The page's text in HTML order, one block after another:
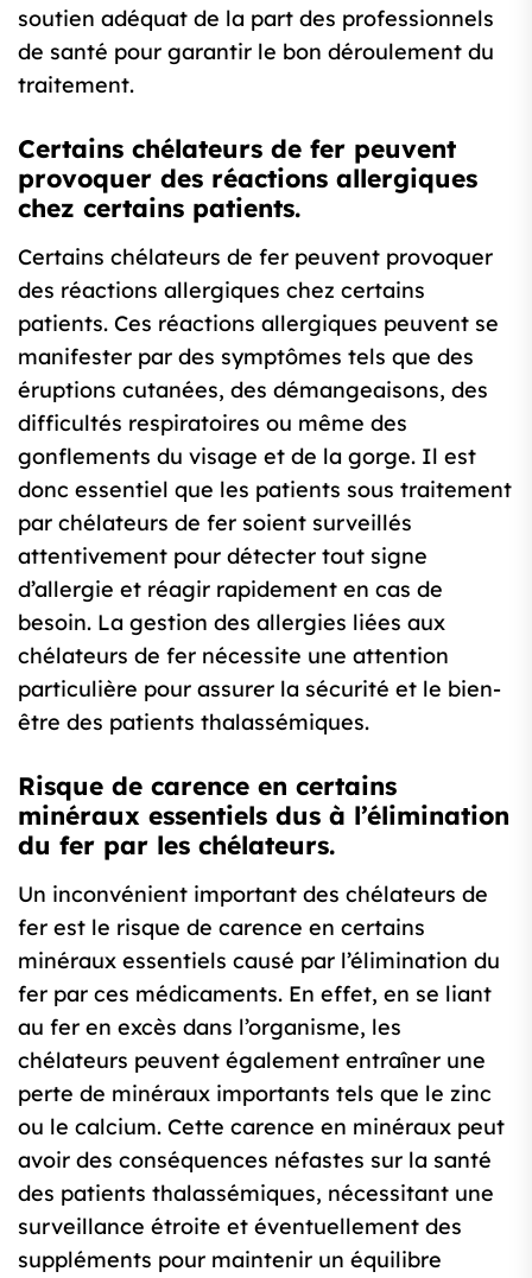
soutien adéquat de la part des professionnels
de santé pour garantir le bon déroulement du
traitement.
Certains chélateurs de fer peuvent
provoquer des réactions allergiques
chez certains patients.
Certains chélateurs de fer peuvent provoquer
des réactions allergiques chez certains
patients. Ces réactions allergiques peuvent se
manifester par des symptômes tels que des
éruptions cutanées, des démangeaisons, des
difficultés respiratoires ou même des
gonflements du visage et de la gorge. Il est
donc essentiel que les patients sous traitement
par chélateurs de fer soient surveillés
attentivement pour détecter tout signe
d’allergie et réagir rapidement en cas de
besoin. La gestion des allergies liées aux
chélateurs de fer nécessite une attention
particulière pour assurer la sécurité et le bien-
être des patients thalassémiques.
Risque de carence en certains
minéraux essentiels dus à l’élimination
du fer par les chélateurs.
Un inconvénient important des chélateurs de
fer est le risque de carence en certains
minéraux essentiels causé par l’élimination du
fer par ces médicaments. En effet, en se liant
au fer en excès dans l’organisme, les
chélateurs peuvent également entraîner une
perte de minéraux importants tels que le zinc
ou le calcium. Cette carence en minéraux peut
avoir des conséquences néfastes sur la santé
des patients thalassémiques, nécessitant une
surveillance étroite et éventuellement des
suppléments pour maintenir un équilibre